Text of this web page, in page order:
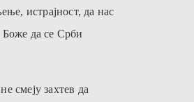
истрајност, да нас
Боже да се Срби
смеју захтев да